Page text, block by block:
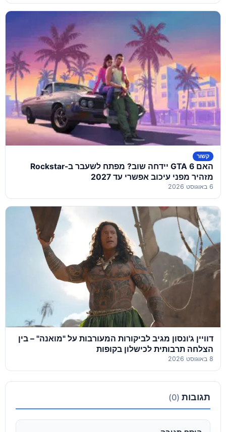
קשור
האם GTA 6 יידחה שוב? מפתח לשעבר ב-Rockstar
מזהיר מפני עיכוב אפשרי עד 2027
6 באוגוסט 2026
דוויין ג'ונסון מגיב לביקורות המעורבות על "מואנה" – בין
הצלחה תרבותית לכישלון בקופות
8 באוגוסט 2026
תגובות (0)